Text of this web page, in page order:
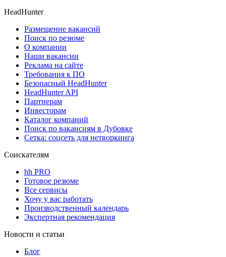
HeadHunter
Размещение вакансий
Поиск по резюме
О компании
Наши вакансии
Реклама на сайте
Требования к ПО
Безопасный HeadHunter
HeadHunter API
Партнерам
Инвесторам
Каталог компаний
Поиск по вакансиям в Дубовке
Сетка: соцсеть для нетворкинга
Соискателям
hh PRO
Готовое резюме
Все сервисы
Хочу у вас работать
Производственный календарь
Экспертная рекомендация
Новости и статьи
Блог